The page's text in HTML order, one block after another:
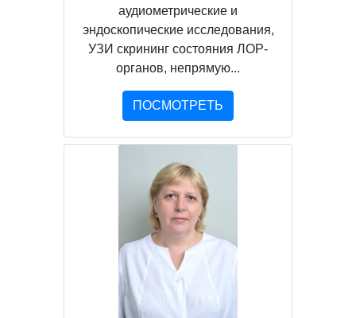
аудиометрические и
эндоскопические исследования,
УЗИ скрининг состояния ЛОР-
органов, непрямую...
ПОСМОТРЕТЬ